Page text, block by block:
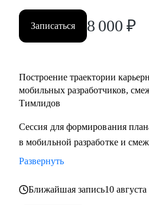
менеджерам
• Тестировщикам, аналитикам,
frontend-разработчикам
Записаться 8 000 ₽
Построение траектории
мобильных разработчиков,
Тимлидов
Сессия для формирования
в мобильной разработке и
Развернуть
Ближайшая запись10